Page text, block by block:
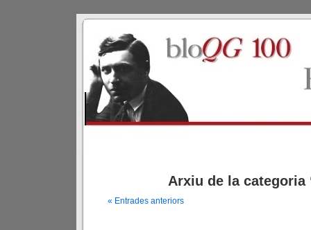
Arxiu de la categoria
« Entrades anteriors